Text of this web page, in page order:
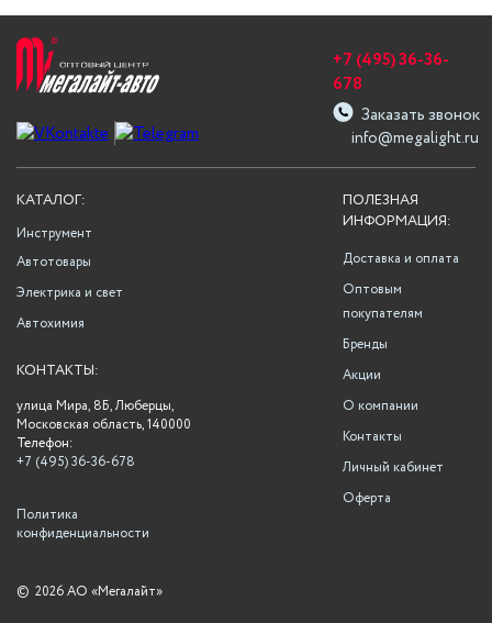
info@megalight.ru
+7 (495) 36-36-
678
Заказать звонок
ПОЛЕЗНАЯ
ИНФОРМАЦИЯ:
Доставка и оплата
Оптовым
покупателям
Бренды
Акции
О компании
Контакты
Личный кабинет
Оферта
КАТАЛОГ:
Инструмент
Автотовары
Электрика и свет
Автохимия
КОНТАКТЫ:
улица Мира, 8Б, Люберцы,
Московская область, 140000
Телефон:
+7 (495) 36-36-678
Политика
конфиденциальности
© 2026 АО «Мегалайт»